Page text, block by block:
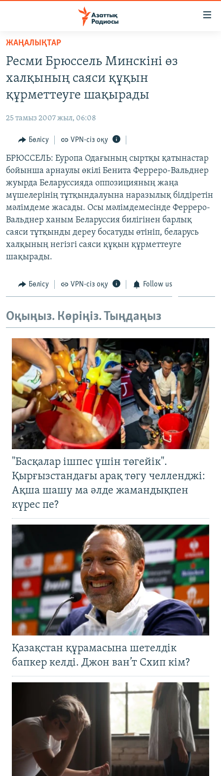
Skip
main
content
to
main
Search
АДАМ ҚҰҚЫҚТАРЫ
ӘЛЕУМЕТ
ӘЛЕМ
АРНАЙЫ ЖОБАЛАР
Русский
ЖАЗЫЛЫҢЫЗ
ЖАҢАЛЫҚТАР
Ресми Брюссель Минскіні өз
халқының саяси құқын
құрметтеуге шақырады
25 тамыз 2007 жыл, 06:08
Бөлісу VPN-сіз оқу
БРЮССЕЛЬ: Еуропа Одағының сыртқы қатынастар
бойынша арнаулы өкілі Бенита Ферреро-Вальднер
жуырда Беларуссияда оппозицияның жаңа
мүшелерінің тұтқындалуына наразылық білдіретін
мәлімдеме жасады. Осы мәлімдемесінде Ферреро-
Вальднер ханым Беларуссия билігінен барлық
саяси тұтқынды дереу босатуды өтініп, беларусь
халқының негізгі саяси құқын құрметтеуге
шақырады.
Бөлісу VPN-сіз оқу Follow us
Оқыңыз. Көріңіз. Тыңдаңыз
"Басқалар ішпес үшін төгейік".
Қырғызстандағы арақ төгу челленджі:
Ақша шашу ма әлде жамандықпен
күрес пе?
Қазақстан құрамасына шетелдік
бапкер келді. Джон ван’т Схип кім?